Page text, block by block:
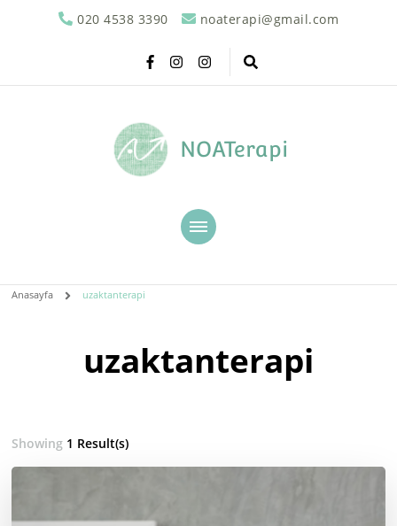
020 4538 3390 noaterapi@gmail.com
NOATerapi
Anasayfa uzaktanterapi
uzaktanterapi
Showing 1 Result(s)